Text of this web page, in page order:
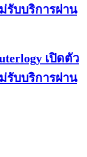
รับบริการผ่าน
เปิดตัว
รับบริการผ่าน